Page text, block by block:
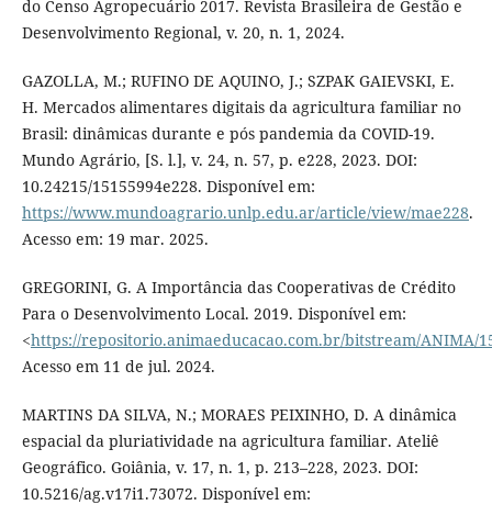
do Censo Agropecuário 2017. Revista Brasileira de Gestão e
Desenvolvimento Regional, v. 20, n. 1, 2024.
GAZOLLA, M.; RUFINO DE AQUINO, J.; SZPAK GAIEVSKI, E.
H. Mercados alimentares digitais da agricultura familiar no
Brasil: dinâmicas durante e pós pandemia da COVID-19.
Mundo Agrário, [S. l.], v. 24, n. 57, p. e228, 2023. DOI:
10.24215/15155994e228. Disponível em:
https://www.mundoagrario.unlp.edu.ar/article/view/mae228.
Acesso em: 19 mar. 2025.
GREGORINI, G. A Importância das Cooperativas de Crédito
Para o Desenvolvimento Local. 2019. Disponível em:
<https://repositorio.animaeducacao.com.br/bitstream/ANIMA/
Acesso em 11 de jul. 2024.
MARTINS DA SILVA, N.; MORAES PEIXINHO, D. A dinâmica
espacial da pluriatividade na agricultura familiar. Ateliê
Geográfico. Goiânia, v. 17, n. 1, p. 213–228, 2023. DOI:
10.5216/ag.v17i1.73072. Disponível em: